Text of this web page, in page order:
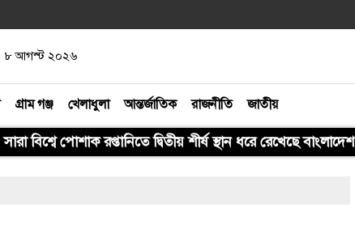
৮ আগস্ট ২০২৬
গ্রাম গঞ্জ খেলাধুলা আন্তর্জাতিক রাজনীতি জাতীয়
সারা বিশ্বে পোশাক রপ্তানিতে দ্বিতীয় শীর্ষ স্থান ধরে রেখেছে বাংলাদেশ